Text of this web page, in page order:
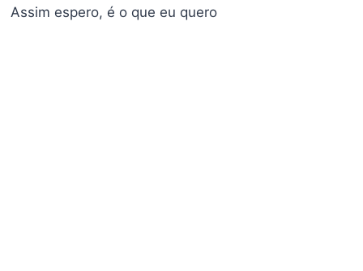
Assim espero, é o que eu quero